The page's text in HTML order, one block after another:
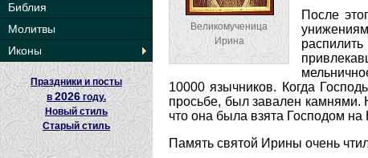
Библия
Молитвы
Иконы
Праздники и посты
в 2026 году.
Новый стиль
Старый стиль
Великомученица
Ирина
После
10000 язычников. Когда
просьбе, был завален камнями.
что она была взята Господом на
Память святой Ирины очень